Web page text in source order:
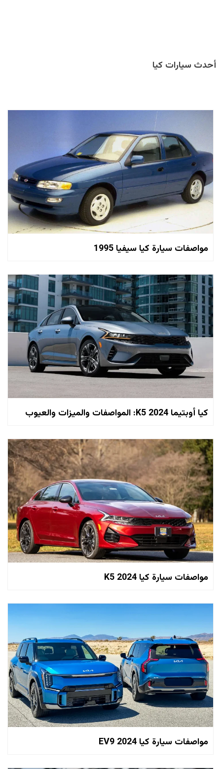
أحدث سيارات كيا
مواصفات سيارة كيا سيفيا 1995
كيا أوبتيما K5 2024: المواصفات والميزات والعيوب
مواصفات سيارة كيا 2024 K5
مواصفات سيارة كيا EV9 2024